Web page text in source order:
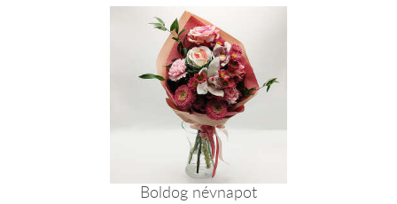
Boldog névnapot